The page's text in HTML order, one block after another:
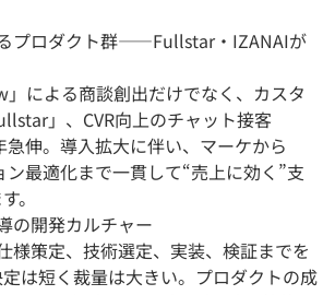
プロダクト群——Fullstar・IZANAIが
による商談創出だけでなく、カスタ
」、CVR向上のチャット接客
急伸。導入拡大に伴い、マーケから
ン最適化まで一貫して“売上に効く”支
。
の開発カルチャー
様策定、技術選定、実装、検証までを
は短く裁量は大きい。プロダクトの成